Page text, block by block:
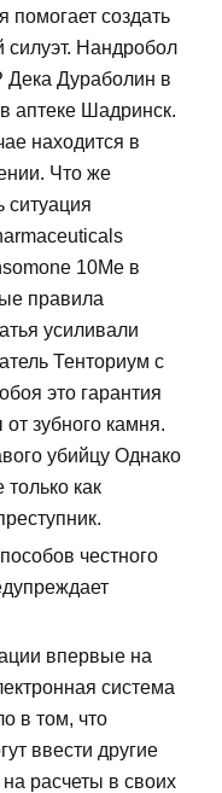
помогает создать
Нандробол
Дека Дураболин в
аптеке Шадринск.
находится в
Что же
ситуация
10Me в
правила
усиливали
Тенториум с
это гарантия
зубного камня.
убийцу Однако
как
честного
впервые на
система
в том, что
ввести другие
расчеты в своих